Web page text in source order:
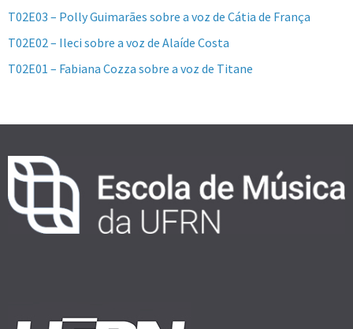
T02E03 – Polly Guimarães sobre a voz de Cátia de França
T02E02 – Ileci sobre a voz de Alaíde Costa
T02E01 – Fabiana Cozza sobre a voz de Titane